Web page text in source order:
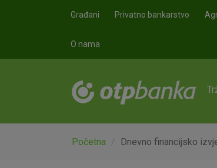
Građani Privatno bankarstvo
O nama
Početna Dnevno financijsko